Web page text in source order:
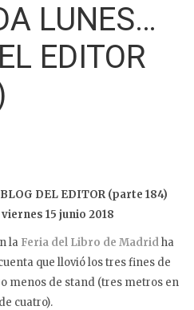
LUNES…
EDITOR
DEL EDITOR (parte 184)
15 junio 2018
la Feria del Libro de Madridha
que llovió los tres fines de
menos de stand (tres metros en
cuatro).